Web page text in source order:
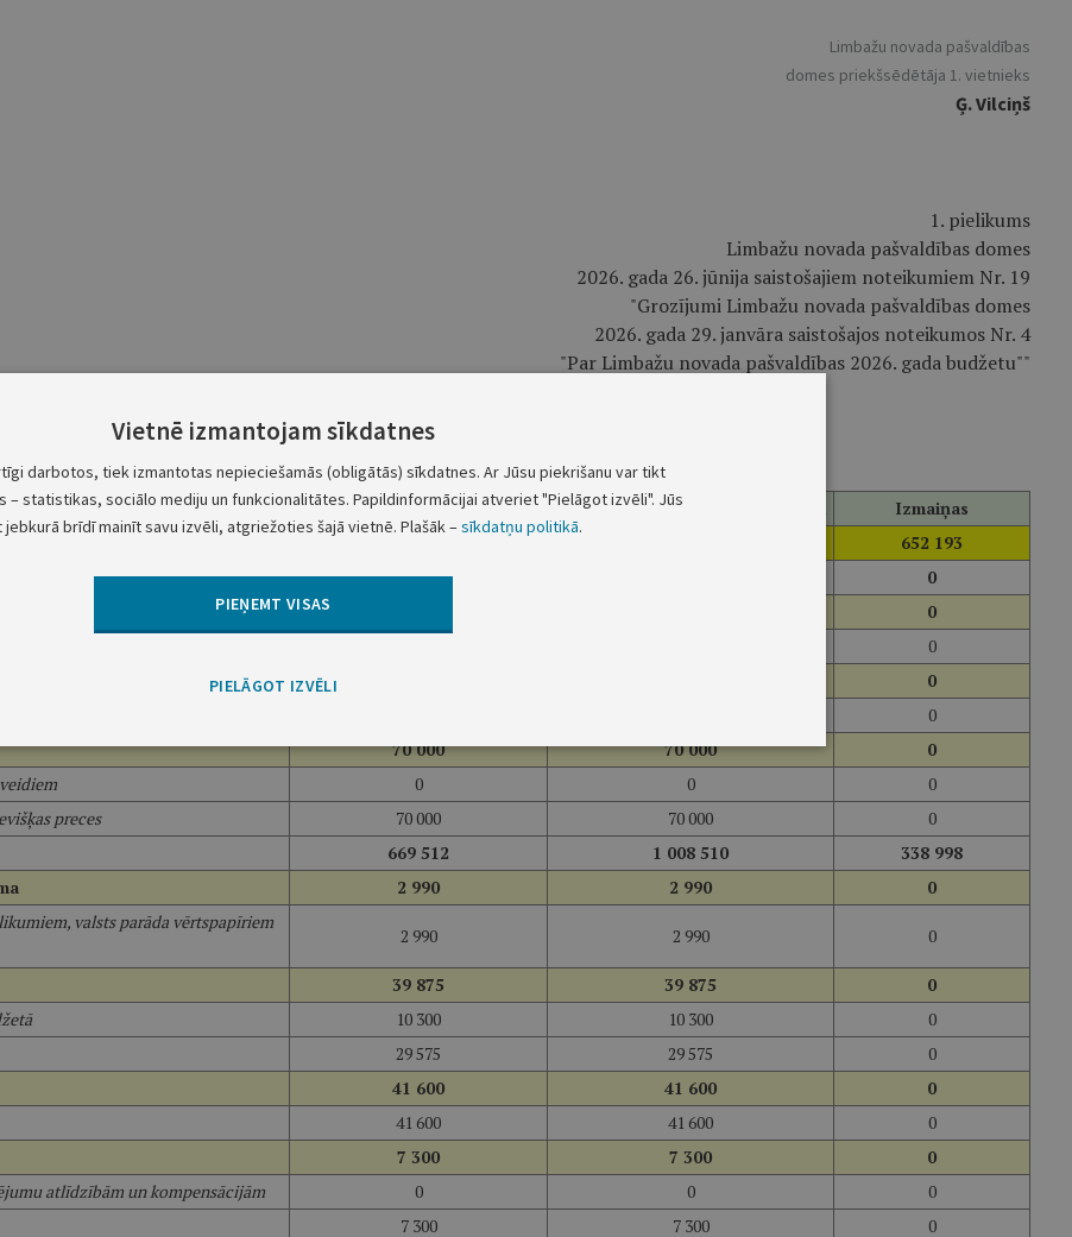
Limbažu novada pašvaldības
domes priekšsēdētāja 1. vietnieks
Ģ. Vilciņš
1. pielikums
Limbažu novada pašvaldības domes
2026. gada 26. jūnija saistošajiem noteikumiem Nr. 19
"Grozījumi Limbažu novada pašvaldības domes
2026. gada 29. janvāra saistošajos noteikumos Nr. 4
"Par Limbažu novada pašvaldības 2026. gada budžetu""
Limbažu novada pašvaldības pamatbudžets
veids 2026. gada plāns, EUR 2026. gada izmainītais plāns, EUR
Izmaiņas
652 193
27 883 372
0
0
0
0
0
70 000 70 000
0
0 0
0
preces 70 000 70 000
0
669 512 1 008 510
338 998
2 990 2 990 0
valsts parāda vērtspapīriem
2 990 2 990 0
39 875 39 875
0
10 300 10 300
0
29 575 29 575
0
41 600 41 600
0
41 600 41 600
0
7 300 7 300
0
atlīdzībām un kompensācijām 0 0
0
7 300 7 300
0
Vietnē izmantojam sīkdatnes
darbotos, tiek izmantotas nepieciešamās (obligātās) sīkdatnes. Ar Jūsu piekrišanu var tikt
– statistikas, sociālo mediju un funkcionalitātes. Papildinformācijai atveriet "Pielāgot izvēli". Jūs
jebkurā brīdī mainīt savu izvēli, atgriežoties šajā vietnē. Plašāk –sīkdatņu politikā.
PIEŅEMT VISAS
PIELĀGOT IZVĒLI